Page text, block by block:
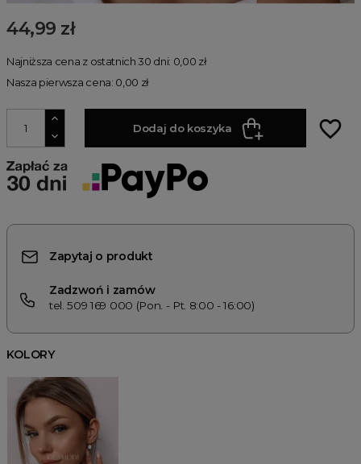
44,99 zł
Najniższa cena z ostatnich 30 dni: 0,00 zł
Nasza pierwsza cena: 0,00 zł
Dodaj do koszyka favorite_border
Zapytaj o produkt
Zadzwoń i zamów
tel. 509 169 000 (Pon. - Pt. 8:00 - 16:00)
KOLORY